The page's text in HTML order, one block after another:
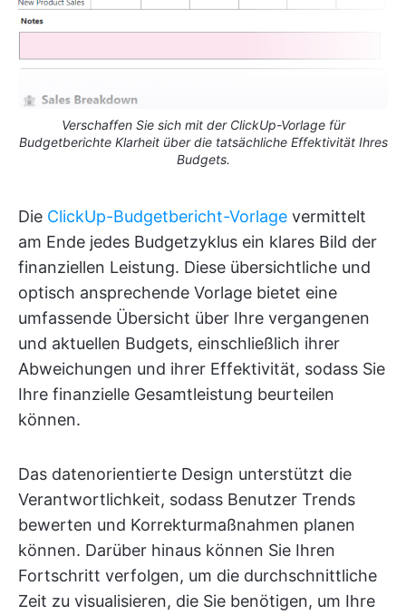
Verschaffen Sie sich mit der ClickUp-Vorlage für
Budgetberichte Klarheit über die tatsächliche Effektivität Ihres
Budgets.
Die ClickUp-Budgetbericht-Vorlage vermittelt
am Ende jedes Budgetzyklus ein klares Bild der
finanziellen Leistung. Diese übersichtliche und
optisch ansprechende Vorlage bietet eine
umfassende Übersicht über Ihre vergangenen
und aktuellen Budgets, einschließlich ihrer
Abweichungen und ihrer Effektivität, sodass Sie
Ihre finanzielle Gesamtleistung beurteilen
können.
Das datenorientierte Design unterstützt die
Verantwortlichkeit, sodass Benutzer Trends
bewerten und Korrekturmaßnahmen planen
können. Darüber hinaus können Sie Ihren
Fortschritt verfolgen, um die durchschnittliche
Zeit zu visualisieren, die Sie benötigen, um Ihre